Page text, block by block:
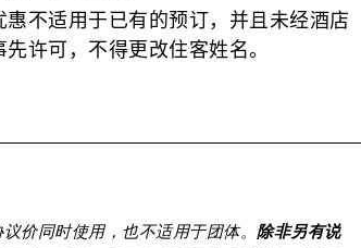
惠不适用于已有的预订，并且未经酒店
先许可，不得更改住客姓名。
价同时使用，也不适用于团体。除非另有说